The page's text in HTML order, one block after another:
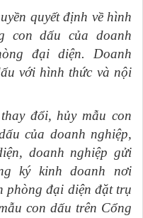
quyết định về hình
con dấu của doanh
đại diện. Doanh
với hình thức và nội
đổi, hủy mẫu con
của doanh nghiệp,
doanh nghiệp gửi
ký kinh doanh nơi
phòng đại diện đặt trụ
con dấu trên Cổng